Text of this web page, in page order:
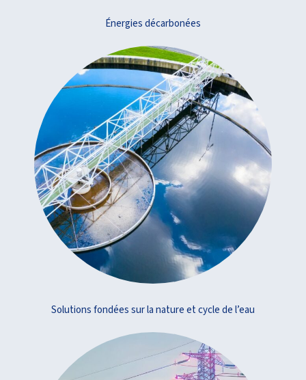
Énergies décarbonées
Solutions fondées sur la nature et cycle de l’eau